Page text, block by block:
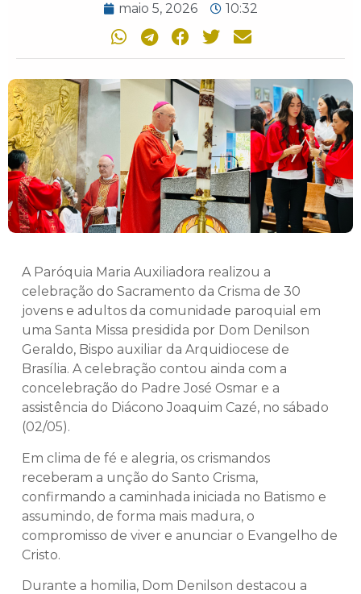
maio 5, 2026 10:32
A Paróquia Maria Auxiliadora realizou a
celebração do Sacramento da Crisma de 30
jovens e adultos da comunidade paroquial em
uma Santa Missa presidida por Dom Denilson
Geraldo, Bispo auxiliar da Arquidiocese de
Brasília. A celebração contou ainda com a
concelebração do Padre José Osmar e a
assistência do Diácono Joaquim Cazé, no sábado
(02/05).
Em clima de fé e alegria, os crismandos
receberam a unção do Santo Crisma,
confirmando a caminhada iniciada no Batismo e
assumindo, de forma mais madura, o
compromisso de viver e anunciar o Evangelho de
Cristo.
Durante a homilia, Dom Denilson destacou a